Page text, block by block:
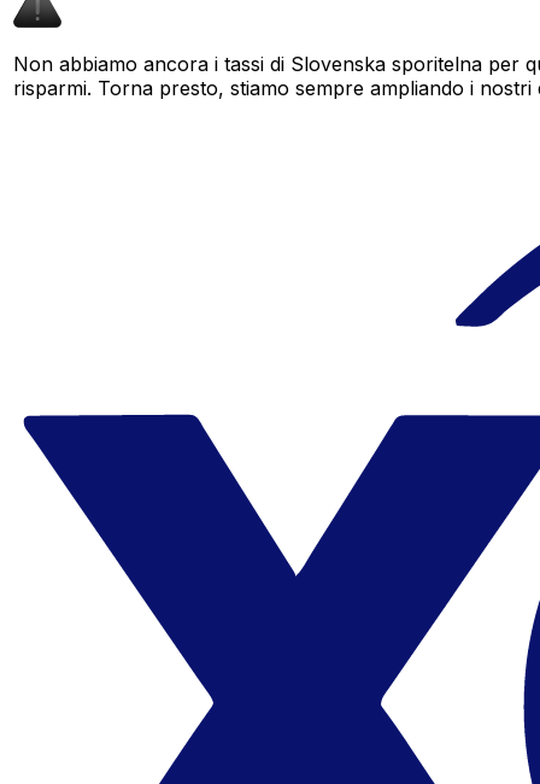
Non abbiamo ancora i tassi di Slovenska sporitelna per
risparmi. Torna presto, stiamo sempre ampliando i